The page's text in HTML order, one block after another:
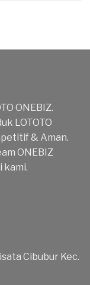
ONEBIZ.
LOTOTO
& Aman.
ONEBIZ
kami.
Cibubur Kec.